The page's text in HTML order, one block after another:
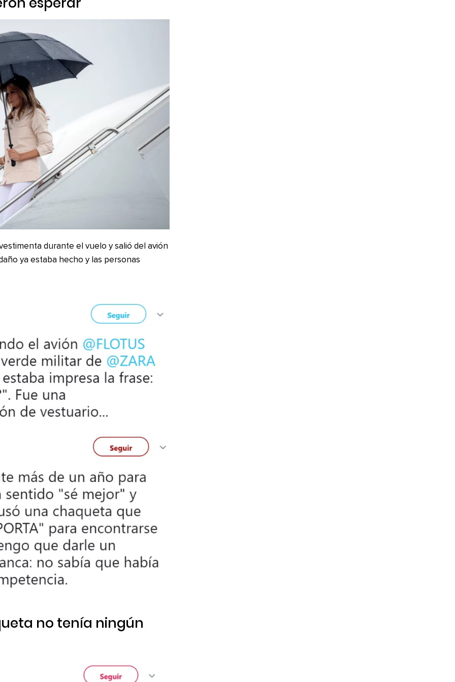
durante el vuelo y salió del avión
ya estaba hecho y las personas
no tenía ningún